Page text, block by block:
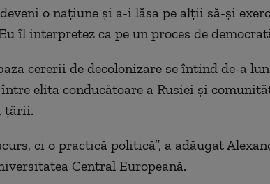
o națiune și a-i lăsa pe alții să-și
îl interpretez ca pe un proces de
cererii de decolonizare se întind de-a
elita conducătoare a Rusiei și
țării.
ci o practică politică”, a adăugat
Central Europeană.